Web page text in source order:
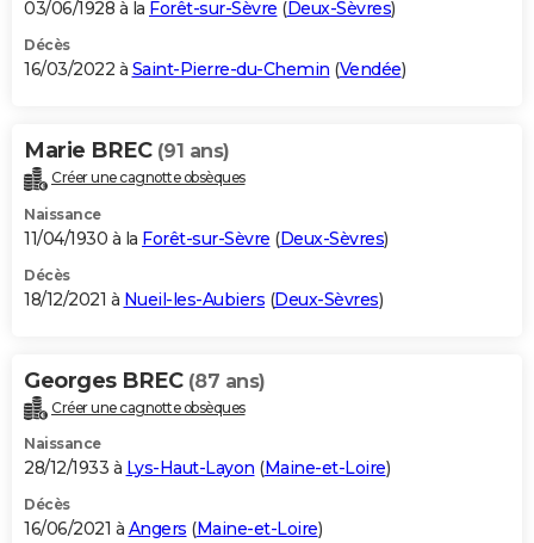
03/06/1928 à la Forêt-sur-Sèvre (Deux-Sèvres)
Décès
16/03/2022 à Saint-Pierre-du-Chemin (Vendée)
Marie BREC (91 ans)
Créer une cagnotte obsèques
Naissance
11/04/1930 à la Forêt-sur-Sèvre (Deux-Sèvres)
Décès
18/12/2021 à Nueil-les-Aubiers (Deux-Sèvres)
Georges BREC (87 ans)
Créer une cagnotte obsèques
Naissance
28/12/1933 à Lys-Haut-Layon (Maine-et-Loire)
Décès
16/06/2021 à Angers (Maine-et-Loire)